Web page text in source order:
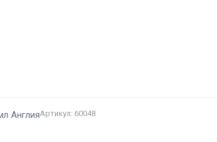
АнглияАртикул: 60048